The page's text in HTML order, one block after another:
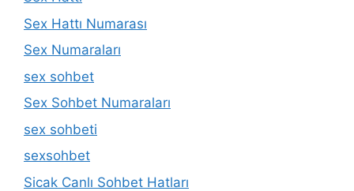
Sex Hattı Numarası
Sex Numaraları
sex sohbet
Sex Sohbet Numaraları
sex sohbeti
sexsohbet
Sicak Canlı Sohbet Hatları